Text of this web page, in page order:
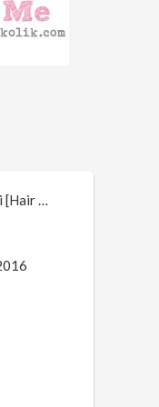
[Hair …